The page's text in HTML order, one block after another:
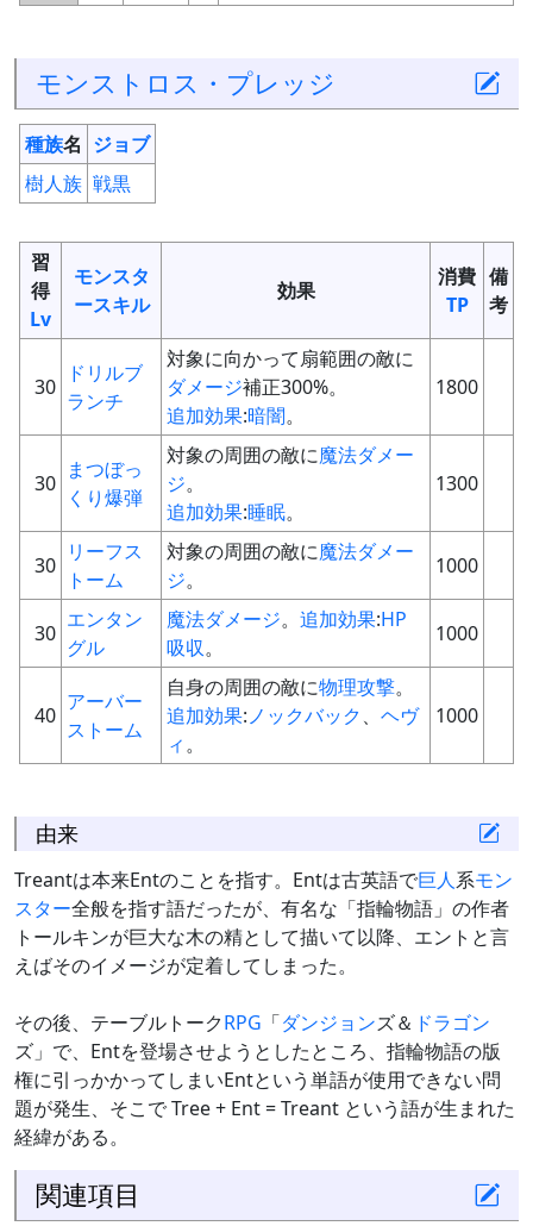
モンストロス・プレッジ
種族名 ジョブ
樹人族 戦黒
習
得
Lv
モンスタ
ースキル
効果
消費
TP
備
考
30
ドリルブ
ランチ
対象に向かって扇範囲の敵に
ダメージ補正300%。
追加効果:暗闇。
1800
30
まつぼっ
くり爆弾
対象の周囲の敵に魔法ダメー
ジ。
追加効果:睡眠。
1300
30
リーフス
トーム
対象の周囲の敵に魔法ダメー
ジ。
1000
30
エンタン
グル
魔法ダメージ。 追加効果:HP
吸収。
1000
40
アーバー
ストーム
自身の周囲の敵に物理攻撃。
追加効果:ノックバック、 ヘヴ
ィ。
1000
由来
Treantは本来Entのことを指す。Entは古英語で巨人系モン
スター全般を指す語だったが、有名な「指輪物語」の作者
トールキンが巨大な木の精として描いて以降、エントと言
えばそのイメージが定着してしまった。
その後、テーブルトークRPG 「ダンジョンズ＆ ドラゴン
ズ」で、Entを登場させようとしたところ、指輪物語の版
権に引っかかってしまいEntという単語が使用できない問
題が発生、そこで Tree + Ent = Treant という語が生まれた
経緯がある。
関連項目